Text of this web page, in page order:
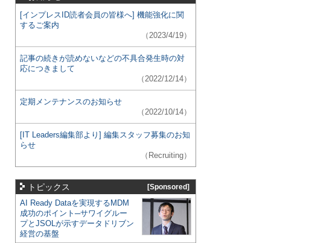
[インプレスID読者会員の皆様へ] 機能強化に関
するご案内
（2023/4/19）
記事の続きが読めないなどの不具合発生時の対
応につきまして
（2022/12/14）
定期メンテナンスのお知らせ
（2022/10/14）
[IT Leaders編集部より] 編集スタッフ募集のお知
らせ
（Recruiting）
トピックス [Sponsored]
AI Ready Dataを実現するMDM
成功のポイント─サワイグルー
プとJSOLが示すデータドリブン
経営の基盤